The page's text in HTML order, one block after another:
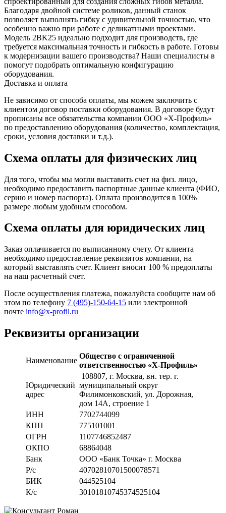
Благодаря двойной системе роликов, данный станок
позволяет выполнять гибку с удивительной точностью, что
особенно важно при работе с деликатными проектами.
Модель 2BK25 идеально подходит для производств, где
требуется максимальная точность и гибкость в работе. Готовы
к модернизации вашего производства? Наши специалисты в
помогут подобрать оптимальную конфигурацию
оборудования.
Доставка и оплата
Не зависимо от способа оплаты, мы можем заключить с
клиентом договор поставки оборудования. В договоре будут
прописаны все обязательства компании ООО «Х-Профиль»
по предоставлению оборудования (количество, комплектация,
сроки, условия доставки и т.д.).
Схема оплаты для физических лиц
Для того, чтобы мы могли выставить счет на физ. лицо,
необходимо предоставить паспортные данные клиента (ФИО,
серию и номер паспорта). Оплата производится в 100%
размере любым удобным способом.
Схема оплаты для юридических лиц
Заказ оплачивается по выписанному счету. От клиента
необходимо предоставление реквизитов компании, на
который выставлять счет. Клиент вносит 100 % предоплаты
на наш расчетный счет.
После осуществления платежа, пожалуйста сообщите нам об
этом по телефону 7 (495)-150-64-15 или электронной
почте info@x-profil.ru
Реквизиты организации
Наименование
Общество с ограниченной
ответственностью «Х-Профиль»
Юридический
адрес
108807, г. Москва, вн. тер. г.
муниципальный округ
Филимонковский, ул. Дорожная,
дом 14А, строение 1
ИНН
7702744099
КПП
775101001
ОГРН
1107746852487
ОКПО
68864048
Банк
ООО «Банк Точка» г. Москва
Р/с
40702810701500078571
БИК
044525104
К/с
30101810745374525104